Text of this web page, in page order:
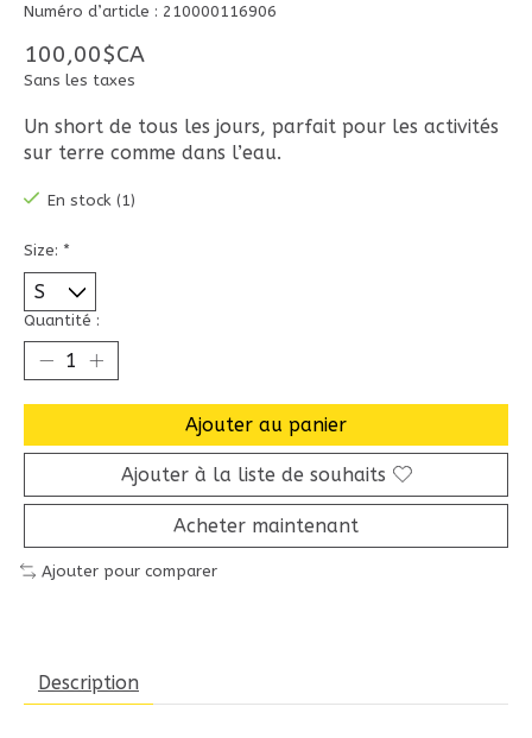
Numéro d’article : 210000116906
100,00$CA
Sans les taxes
Un short de tous les jours, parfait pour les activités
sur terre comme dans l’eau.
En stock (1)
Size: *
Quantité :
Ajouter au panier
Ajouter à la liste de souhaits
Acheter maintenant
Ajouter pour comparer
Description